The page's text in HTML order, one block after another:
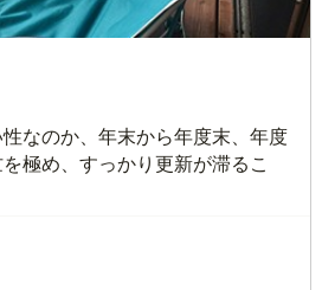
なのか、年末から年度末、年度
極め、すっかり更新が滞るこ